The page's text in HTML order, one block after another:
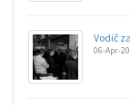
Vodič
06-Apr-